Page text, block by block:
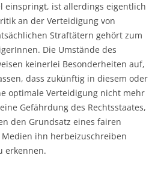
einspringt, ist allerdings eigentlich
an der Verteidigung von
Straftätern gehört zum
Die Umstände des
keinerlei Besonderheiten auf,
dass zukünftig in diesem oder
optimale Verteidigung nicht mehr
Gefährdung des Rechtsstaates,
den Grundsatz eines fairen
ihn herbeizuschreiben
erkennen.